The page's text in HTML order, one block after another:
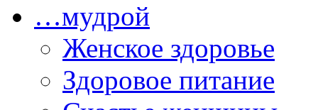
…мудрой
Женское здоровье
Здоровое питание